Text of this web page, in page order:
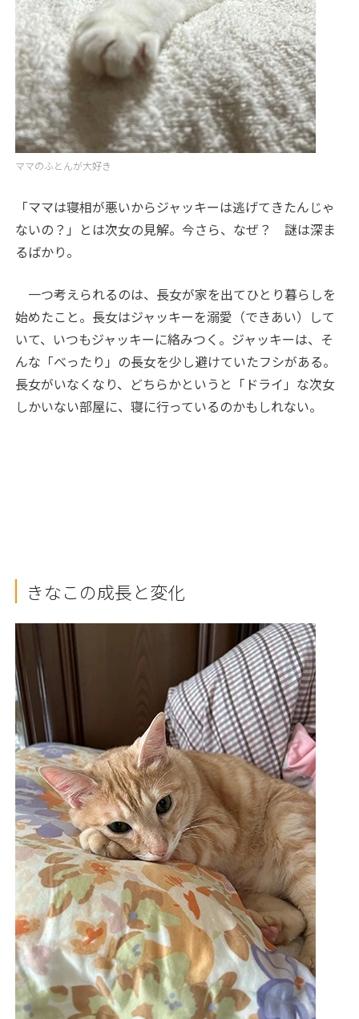
ママのふとんが大好き
「ママは寝相が悪いからジャッキーは逃げてきたんじゃ
ないの？」とは次女の見解。今さら、なぜ？ 謎は深ま
るばかり。
一つ考えられるのは、長女が家を出てひとり暮らしを
始めたこと。長女はジャッキーを溺愛（できあい）して
いて、いつもジャッキーに絡みつく。ジャッキーは、そ
んな「べったり」の長女を少し避けていたフシがある。
長女がいなくなり、どちらかというと「ドライ」な次女
しかいない部屋に、寝に行っているのかもしれない。
きなこの成長と変化